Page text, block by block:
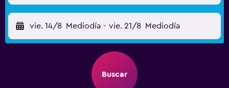
vie. 14/8 Mediodía - vie. 21/8 Mediodía
Buscar